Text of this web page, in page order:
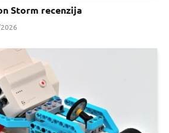
Storm recenzija